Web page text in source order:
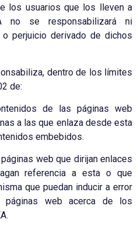
los usuarios que los lleven a
no se responsabilizará ni
perjuicio derivado de dichos
dentro de los límites
de:
de las páginas web
a las que enlaza desde esta
embebidos.
web que dirijan enlaces
referencia a esta o que
que puedan inducir a error
web acerca de los